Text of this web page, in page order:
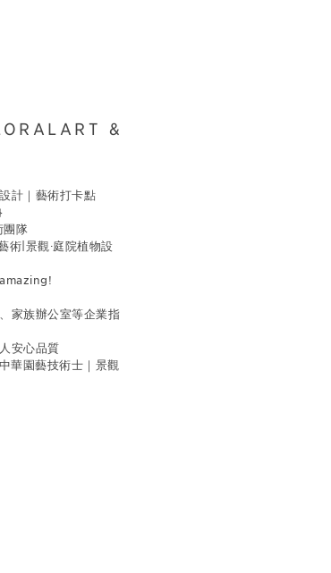
&
計｜藝術打卡點
團隊
術|景觀·庭院植物設
家族辦公室等企業指
安心品質
華園藝技術士｜景觀